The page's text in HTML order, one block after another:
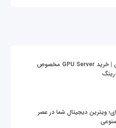
قیمت سرور گرافیکی | خرید GPU Server مخصوص
ویترین دیجیتال شما در عصر